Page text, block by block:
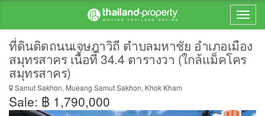
ที่ดินติดถนนเจษฎาวิถี ตำบลมหาชัย อำเภอเมือง
สมุทรสาคร เนื้อที่ 34.4 ตารางวา (ใกล้แม็คโคร
สมุทรสาคร)
Samut Sakhon, Mueang Samut Sakhon, Khok Kham
Sale: ฿ 1,790,000